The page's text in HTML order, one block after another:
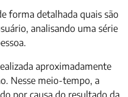
forma detalhada quais são
analisando uma série
aproximadamente
Nesse meio-tempo, a